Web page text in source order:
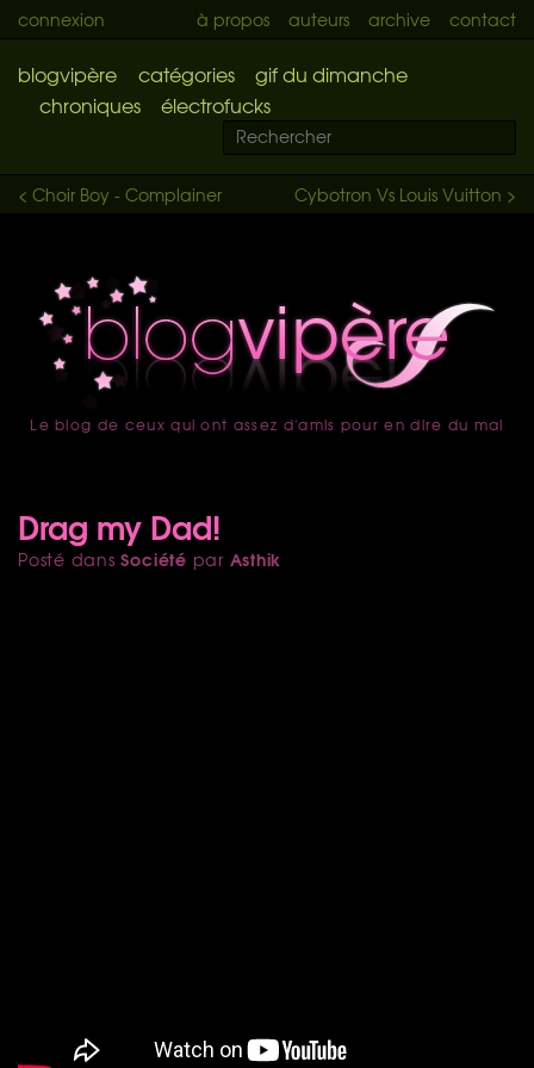
connexion à propos auteurs archive contact
blogvipère catégories
gif du dimanche
chroniques
électrofucks
Cybotron Vs Louis Vuitton >
< Choir Boy - Complainer
accueil
Le blog de ceux qui ont assez d'amis pour en dire du mal
Drag my Dad!
Posté dansSociété par Asthik